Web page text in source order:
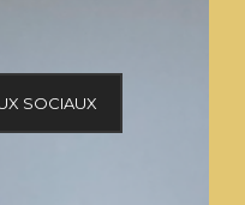
SOCIAUX